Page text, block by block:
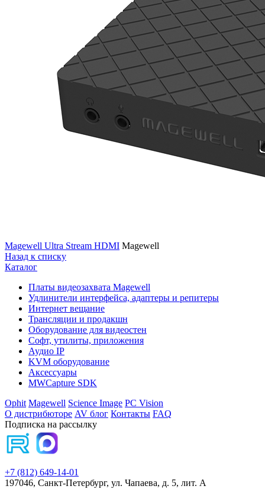
Magewell Ultra Stream HDMI Magewell
Назад к списку
Каталог
Платы видеозахвата Magewell
Удлинители интерфейса, адаптеры и репитеры
Интернет вещание
Трансляции и продакшн
Оборудование для видеостен
Софт, утилиты, приложения
Аудио IP
KVM оборудование
Аксессуары
MWCapture SDK
Ophit Magewell Science Image PC Vision
О дистрибюторе AV блог Контакты FAQ
Подписка на рассылку
+7 (812) 649-14-01
197046, Санкт-Петербург, ул. Чапаева, д. 5, лит. А